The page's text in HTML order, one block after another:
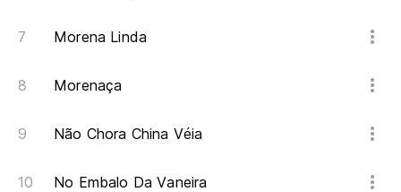
Morena Linda
Morenaça
Não Chora China Véia
No Embalo Da Vaneira